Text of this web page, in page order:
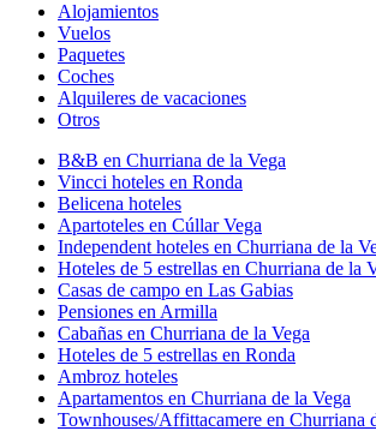
Alojamientos
Vuelos
Paquetes
Coches
Alquileres de vacaciones
Otros
B&B en Churriana de la Vega
Vincci hoteles en Ronda
Belicena hoteles
Apartoteles en Cúllar Vega
Independent hoteles en Churriana de la
Hoteles de 5 estrellas en Churriana de la
Casas de campo en Las Gabias
Pensiones en Armilla
Cabañas en Churriana de la Vega
Hoteles de 5 estrellas en Ronda
Ambroz hoteles
Apartamentos en Churriana de la Vega
Townhouses/Affittacamere en Churriana